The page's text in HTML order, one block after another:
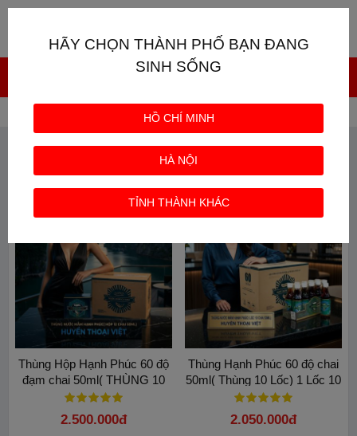
Từ khóa: Nước mắm cho bé
TỪ KHÓA: NƯỚC MẮM CHO BÉ
HOT
Thùng Hộp Hạnh Phúc 60 độ
đạm chai 50ml( THÙNG 10
HỘP)
2.500.000đ
Thùng Hạnh Phúc 60 độ chai
50ml( Thùng 10 Lốc) 1 Lốc 10
Chai
2.050.000đ
HÃY CHỌN THÀNH PHỐ BẠN ĐANG
SINH SỐNG
HỒ CHÍ MINH
HÀ NỘI
TỈNH THÀNH KHÁC